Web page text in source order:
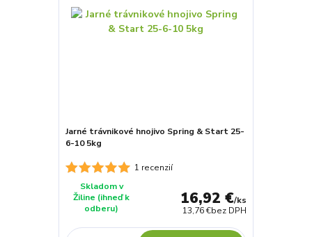
1 recenzií
Jarné trávnikové hnojivo Spring & Start 25-
6-10 5kg
16,92 €/ks
13,76 €bez DPH
Skladom v
Žiline (ihneď k
odberu)